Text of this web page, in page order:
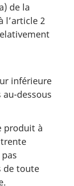
de la
l’article 2
inférieure
dessous
produit à
de toute